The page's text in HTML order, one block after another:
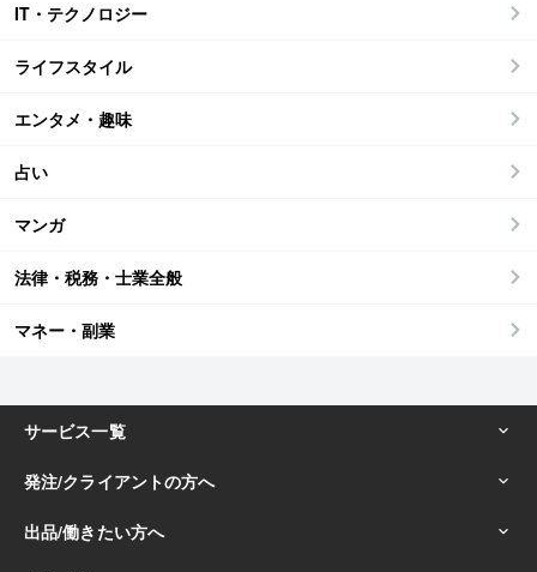
IT・テクノロジー
ライフスタイル
エンタメ・趣味
占い
マンガ
法律・税務・士業全般
マネー・副業